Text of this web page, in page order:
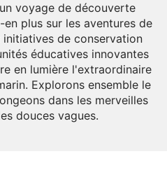
voyage de découverte
plus sur les aventures de
de conservation
éducatives innovantes
en lumière l'extraordinaire
Explorons ensemble le
dans les merveilles
douces vagues.